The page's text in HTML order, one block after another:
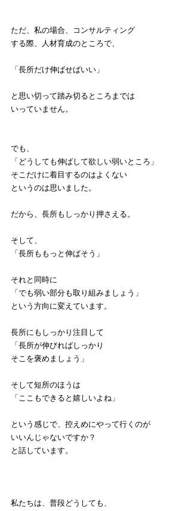
ただ、私の場合、コンサルティング
する際、人材育成のところで、
「長所だけ伸ばせばいい」
と思い切って踏み切るところまでは
いっていません。
でも、
「どうしても伸ばして欲しい弱いところ」
そこだけに着目するのはよくない
というのは思いました。
だから、長所もしっかり押さえる。
そして、
「長所ももっと伸ばそう」
それと同時に
「でも弱い部分も取り組みましょう」
という方向に変えています。
長所にもしっかり注目して
「長所が伸びればしっかり
そこを褒めましょう」
そして短所のほうは
「ここもできると嬉しいよね」
という感じで、控えめにやって行くのが
いいんじゃないですか？
と話しています。
私たちは、普段どうしても、